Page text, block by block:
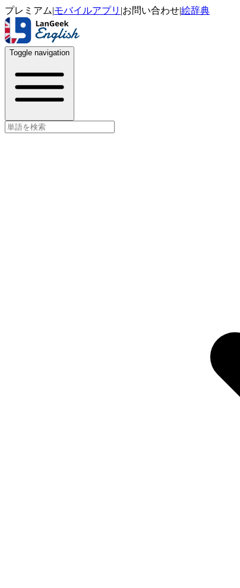
プレミアム|モバイルアプリ |お問い合わせ|絵辞典
Toggle navigation